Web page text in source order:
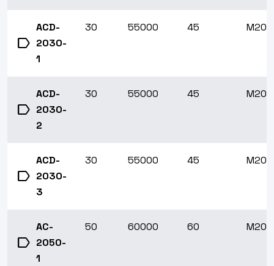
label
ACD-
2030-
1
30 55000 45
label
ACD-
2030-
2
30 55000 45
label
ACD-
2030-
3
30 55000 45
label
AC-
2050-
1
50 60000 60